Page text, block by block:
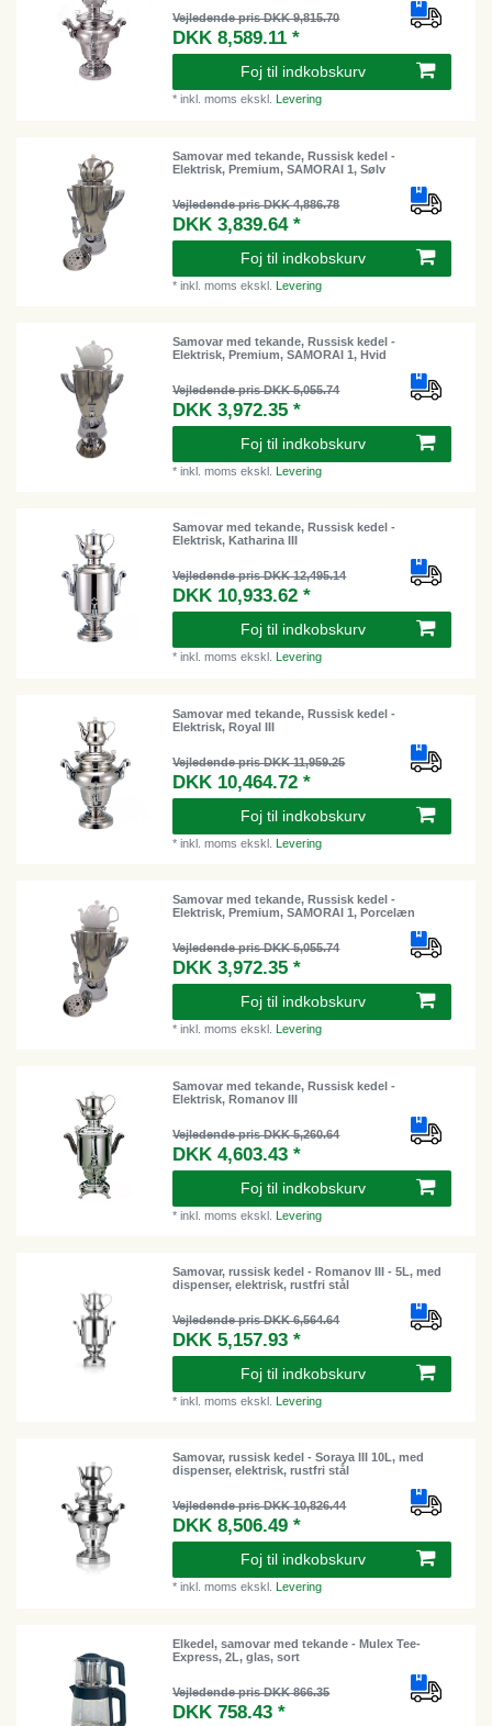
Vejledende pris DKK 9,815.70
DKK 8,589.11 *
Foj til indkobskurv
*inkl. moms ekskl. Levering
Samovar med tekande, Russisk kedel -
Elektrisk, Premium, SAMORAI 1, Sølv
Vejledende pris DKK 4,886.78
DKK 3,839.64 *
Foj til indkobskurv
*inkl. moms ekskl.Levering
Samovar med tekande, Russisk kedel -
Elektrisk, Premium, SAMORAI 1, Hvid
Vejledende pris DKK 5,055.74
DKK 3,972.35 *
Foj til indkobskurv
*inkl. moms ekskl.Levering
Samovar med tekande, Russisk kedel -
Elektrisk, Katharina III
Vejledende pris DKK 12,495.14
DKK 10,933.62 *
Foj til indkobskurv
*inkl. moms ekskl. Levering
Samovar med tekande, Russisk kedel -
Elektrisk, Royal III
Vejledende pris DKK 11,959.25
DKK 10,464.72 *
Foj til indkobskurv
*inkl. moms ekskl.Levering
Samovar med tekande, Russisk kedel -
Elektrisk, Premium, SAMORAI 1, Porcelæn
Vejledende pris DKK 5,055.74
DKK 3,972.35 *
Foj til indkobskurv
*inkl. moms ekskl.Levering
Samovar med tekande, Russisk kedel -
Elektrisk, Romanov III
Vejledende pris DKK 5,260.64
DKK 4,603.43 *
Foj til indkobskurv
*inkl. moms ekskl.Levering
Samovar, russisk kedel - Romanov III - 5L, med
dispenser, elektrisk, rustfri stål
Vejledende pris DKK 6,564.64
DKK 5,157.93 *
Foj til indkobskurv
*inkl. moms ekskl.Levering
Samovar, russisk kedel - Soraya III 10L, med
dispenser, elektrisk, rustfri stål
Vejledende pris DKK 10,826.44
DKK 8,506.49 *
Foj til indkobskurv
*inkl. moms ekskl. Levering
Elkedel, samovar med tekande - Mulex Tee-
Express, 2L, glas, sort
Vejledende pris DKK 866.35
DKK 758.43 *